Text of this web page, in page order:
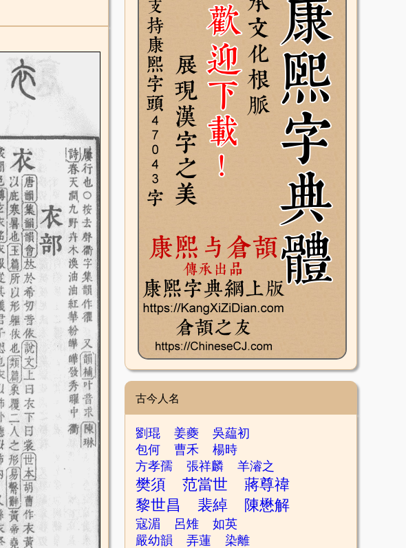
古今人名
劉琨 姜夔
吳藴初
包何
曹禾
楊時
方孝孺
張祥麟 羊濬之
樊須 范當世
蔣尊禕
黎世昌
裴綽 陳懋解
寇湄 呂雉
如英
嚴幼韻
弄蓮
染離